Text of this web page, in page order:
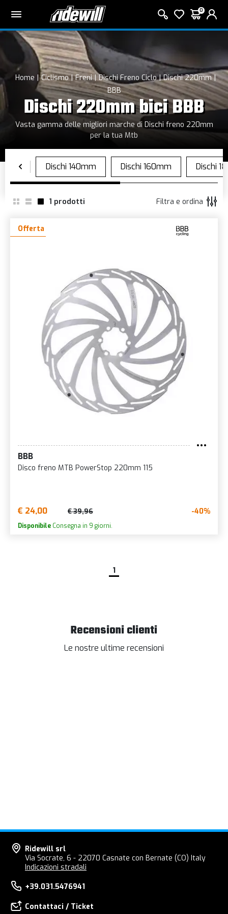
0
Home Ciclismo Freni Dischi Freno Ciclo
Dischi 220mm
BBB
Dischi 220mm bici BBB
Vasta gamma delle migliori marche di Dischi freno 220mm
per la tua Mtb
1 prodotti Filtra e ordina
Offerta
BBB
Disco freno MTB PowerStop 220mm 115
€ 24,00 € 39,96 -40%
Disponibile Consegna in 9 giorni.
1
Recensioni clienti
Le nostre ultime recensioni
Ridewill srl
Via Socrate, 6 - 22070 Casnate con Bernate (CO) Italy
Indicazioni stradali
+39.031.5476941
Contattaci / Ticket